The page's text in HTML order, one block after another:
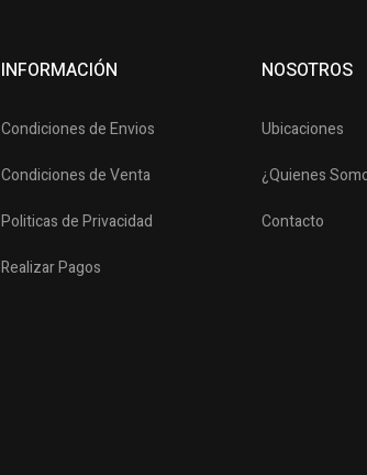
INFORMACIÓN
Condiciones de Envios
Condiciones de Venta
Politicas de Privacidad
Realizar Pagos
NOSOTROS
Ubicaciones
¿Quienes
Contacto